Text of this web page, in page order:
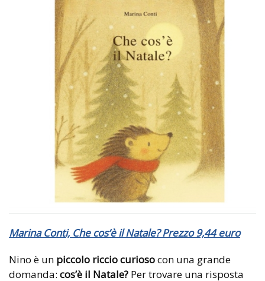
Marina Conti, Che cos’è il Natale? Prezzo 9,44 euro
Nino è un piccolo riccio curiosocon una grande
domanda: cos’è il Natale? Per trovare una risposta